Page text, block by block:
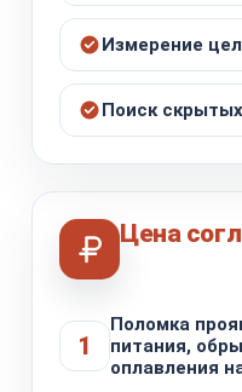
Измерение
Поиск
Цена
1
Поломка
питания,
оплавления